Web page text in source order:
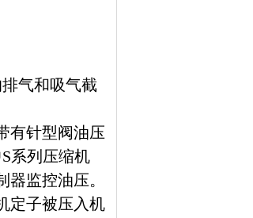
气和吸气截
有针型阀油压
系列压缩机
监控油压。
定子被压入机